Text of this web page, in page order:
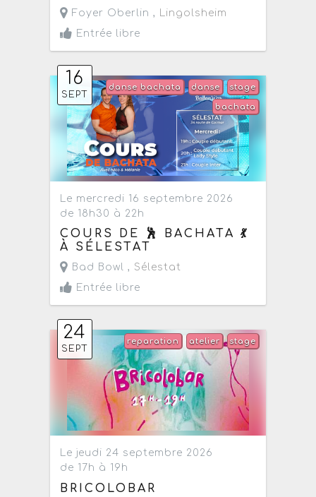
Foyer Oberlin ,
Lingolsheim
Entrée libre
16
SEPT
stage
danse
danse bachata
bachata
Le mercredi 16 septembre 2026
de 18h30 à 22h
COURS DE 🕺 BACHATA 💃
À SÉLESTAT
Bad Bowl , Sélestat
Entrée libre
24
SEPT
stage
atelier
reparation
Le jeudi 24 septembre 2026
de 17h à 19h
BRICOLOBAR